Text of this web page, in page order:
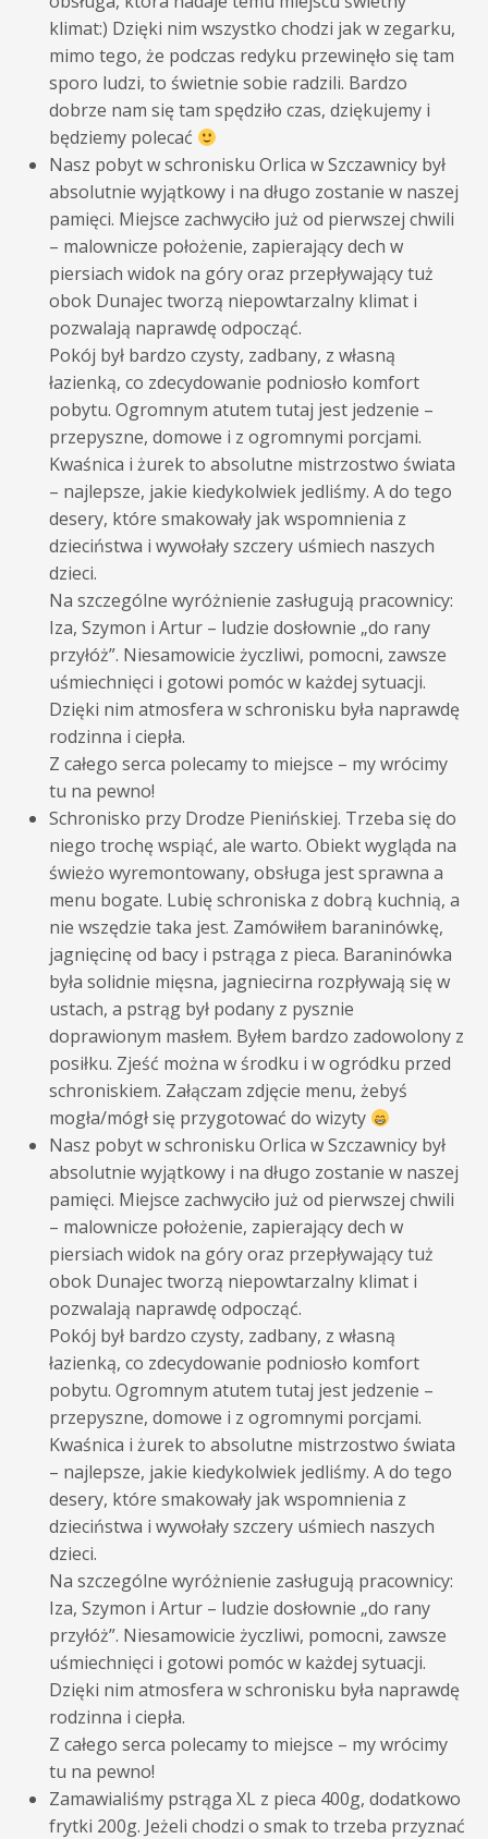
klimat:) Dzięki nim wszystko chodzi jak w zegarku,
mimo tego, że podczas redyku przewinęło się tam
sporo ludzi, to świetnie sobie radzili. Bardzo
dobrze nam się tam spędziło czas, dziękujemy i
będziemy polecać
Nasz pobyt w schronisku Orlica w Szczawnicy był
absolutnie wyjątkowy i na długo zostanie w naszej
pamięci. Miejsce zachwyciło już od pierwszej chwili
– malownicze położenie, zapierający dech w
piersiach widok na góry oraz przepływający tuż
obok Dunajec tworzą niepowtarzalny klimat i
pozwalają naprawdę odpocząć.
Pokój był bardzo czysty, zadbany, z własną
łazienką, co zdecydowanie podniosło komfort
pobytu. Ogromnym atutem tutaj jest jedzenie –
przepyszne, domowe i z ogromnymi porcjami.
Kwaśnica i żurek to absolutne mistrzostwo świata
– najlepsze, jakie kiedykolwiek jedliśmy. A do tego
desery, które smakowały jak wspomnienia z
dzieciństwa i wywołały szczery uśmiech naszych
dzieci.
Na szczególne wyróżnienie zasługują pracownicy:
Iza, Szymon i Artur – ludzie dosłownie „do rany
przyłóż”. Niesamowicie życzliwi, pomocni, zawsze
uśmiechnięci i gotowi pomóc w każdej sytuacji.
Dzięki nim atmosfera w schronisku była naprawdę
rodzinna i ciepła.
Z całego serca polecamy to miejsce – my wrócimy
tu na pewno!
Schronisko przy Drodze Pienińskiej. Trzeba się do
niego trochę wspiąć, ale warto. Obiekt wygląda na
świeżo wyremontowany, obsługa jest sprawna a
menu bogate. Lubię schroniska z dobrą kuchnią, a
nie wszędzie taka jest. Zamówiłem baraninówkę,
jagnięcinę od bacy i pstrąga z pieca. Baraninówka
była solidnie mięsna, jagniecirna rozpływają się w
ustach, a pstrąg był podany z pysznie
doprawionym masłem. Byłem bardzo zadowolony z
posiłku. Zjeść można w środku i w ogródku przed
schroniskiem. Załączam zdjęcie menu, żebyś
mogła/mógł się przygotować do wizyty
Nasz pobyt w schronisku Orlica w Szczawnicy był
absolutnie wyjątkowy i na długo zostanie w naszej
pamięci. Miejsce zachwyciło już od pierwszej chwili
– malownicze położenie, zapierający dech w
piersiach widok na góry oraz przepływający tuż
obok Dunajec tworzą niepowtarzalny klimat i
pozwalają naprawdę odpocząć.
Pokój był bardzo czysty, zadbany, z własną
łazienką, co zdecydowanie podniosło komfort
pobytu. Ogromnym atutem tutaj jest jedzenie –
przepyszne, domowe i z ogromnymi porcjami.
Kwaśnica i żurek to absolutne mistrzostwo świata
– najlepsze, jakie kiedykolwiek jedliśmy. A do tego
desery, które smakowały jak wspomnienia z
dzieciństwa i wywołały szczery uśmiech naszych
dzieci.
Na szczególne wyróżnienie zasługują pracownicy:
Iza, Szymon i Artur – ludzie dosłownie „do rany
przyłóż”. Niesamowicie życzliwi, pomocni, zawsze
uśmiechnięci i gotowi pomóc w każdej sytuacji.
Dzięki nim atmosfera w schronisku była naprawdę
rodzinna i ciepła.
Z całego serca polecamy to miejsce – my wrócimy
tu na pewno!
Zamawialiśmy pstrąga XL z pieca 400g, dodatkowo
frytki 200g. Jeżeli chodzi o smak to trzeba przyznać